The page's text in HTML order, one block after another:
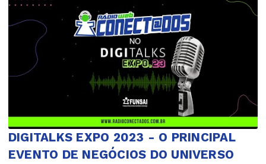
DIGITALKS EXPO 2023 - O PRINCIPAL
EVENTO DE NEGÓCIOS DO UNIVERSO